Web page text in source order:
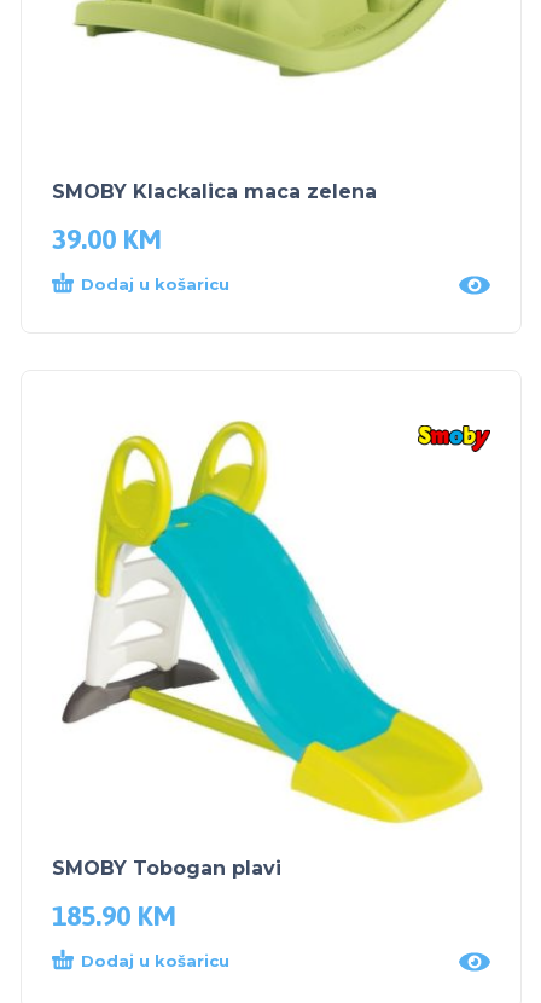
SMOBY Klackalica maca zelena
39.00 KM
Dodaj u košaricu
SMOBY Tobogan plavi
185.90 KM
Dodaj u košaricu